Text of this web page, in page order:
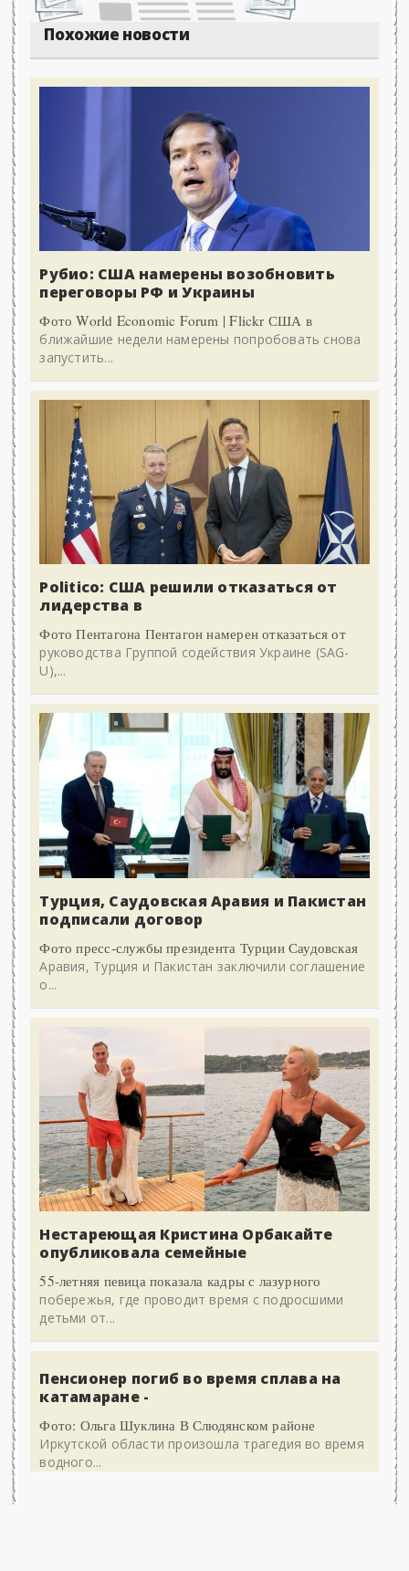
Похожие новости
Рубио: США намерены возобновить
переговоры РФ и Украины
Фото World Economic Forum | Flickr США в
ближайшие недели намерены попробовать снова
запустить...
Politico: США решили отказаться от
лидерства в
Фото Пентагона Пентагон намерен отказаться от
руководства Группой содействия Украине (SAG-
U),...
Турция, Саудовская Аравия и Пакистан
подписали договор
Фото пресс-службы президента Турции Саудовская
Аравия, Турция и Пакистан заключили соглашение
о...
Нестареющая Кристина Орбакайте
опубликовала семейные
55-летняя певица показала кадры с лазурного
побережья, где проводит время с подросшими
детьми от...
Пенсионер погиб во время сплава на
катамаране -
Фото: Ольга Шуклина В Слюдянском районе
Иркутской области произошла трагедия во время
водного...